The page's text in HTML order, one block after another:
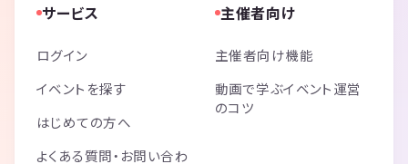
サービス
ログイン
イベントを探す
はじめての方へ
よくある質問・お問い合わ
主催者向け
主催者向け機能
動画で学ぶイベント運営
のコツ